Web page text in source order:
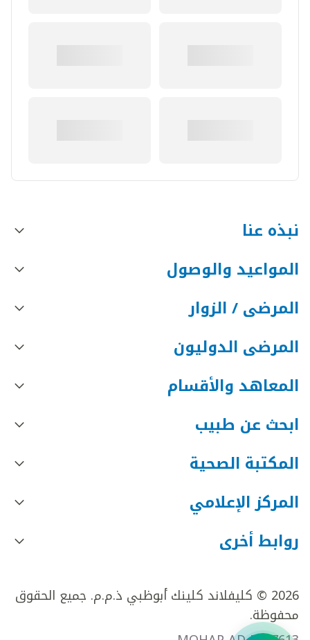
نبذه عنا
المواعيد والوصول
المرضى / الزوار
المرضى الدوليون
المعاهد والأقسام
ابحث عن طبيب
المكتبة الصحية
المركز الإعلامي
روابط أخرى
2026 © كليفلاند كلينك أبوظبي ذ.م.م. جميع الحقوق
محفوظة.